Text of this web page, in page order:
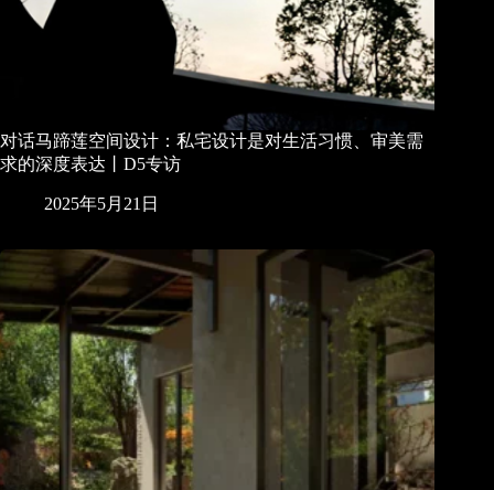
对话马蹄莲空间设计：私宅设计是对生活习惯、审美需
求的深度表达丨D5专访
2025年5月21日